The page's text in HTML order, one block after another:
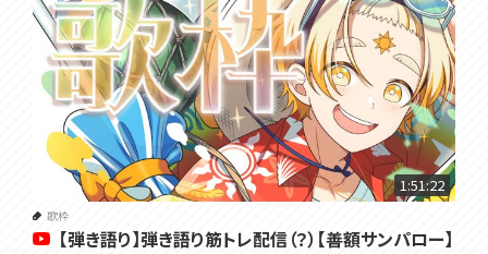
1:51:22
歌枠
【弾き語り】弾き語り筋トレ配信（？）【善額サンパロー】